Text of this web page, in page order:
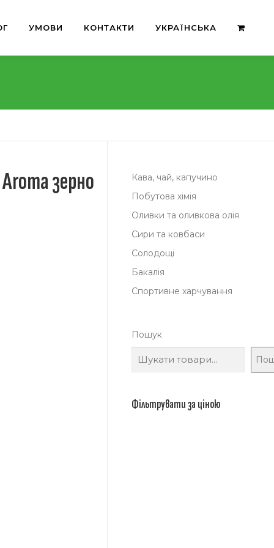
УМОВИ КОНТАКТИ УКРАЇНСЬКА
зерно
Кава, чай, капучино
Побутова хімія
Оливки та оливкова олія
Сири та ковбаси
Солодощі
Бакалія
Спортивне харчування
Пошук
Фільтрувати за ціною